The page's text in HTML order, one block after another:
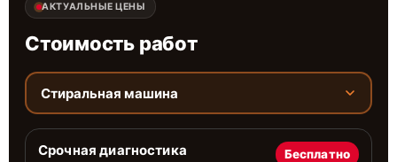
АКТУАЛЬНЫЕ ЦЕНЫ
Стоимость работ
Стиральная машина
Срочная диагностика Бесплатно